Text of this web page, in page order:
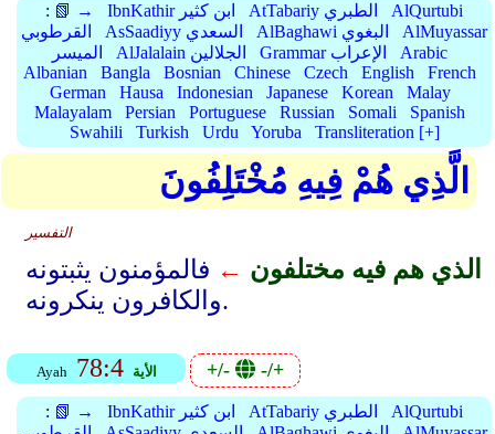
: 📗 → IbnKathir ابن كثير AtTabariy الطبري
AlQurtubi
القرطوبي
AsSaadiyy السعدي AlBaghawi البغوي
AlMuyassar
الميسر
AlJalalain الجلالين Grammar الإعراب
Arabic
Albanian
Bangla Bosnian Chinese Czech English
French
German
Hausa Indonesian Japanese Korean
Malay
Malayalam
Persian Portuguese Russian Somali
Spanish
Swahili
Turkish Urdu Yoruba Transliteration [+]
الَّذِي هُمْ فِيهِ مُخْتَلِفُونَ
التفسير
الذي هم فيه مختلفون ← فالمؤمنون يثبتونه
والكافرون ينكرونه.
Ayah 78:4 الأية +/- -/+
: 📗 → IbnKathir ابن كثير AtTabariy الطبري
AlQurtubi